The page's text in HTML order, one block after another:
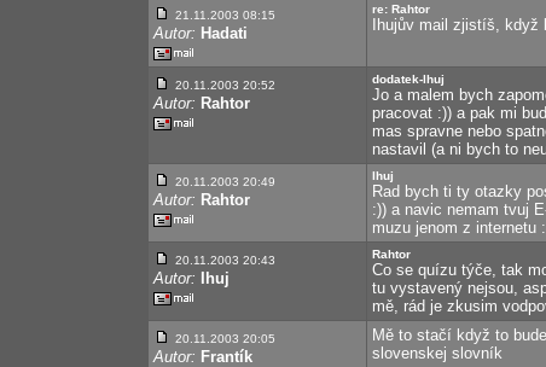
21.11.2003 08:15
Autor: Hadati
re: Rahtor
Ihujův mail zjistíš, když
20.11.2003 20:52
Autor: Rahtor
dodatek-lhuj
Jo a malem bych
pracovat :)) a pak mi
mas spravne nebo
nastavil (a ni bych to
20.11.2003 20:49
Autor: Rahtor
lhuj
Rad bych ti ty otazky
:)) a navic nemam tvuj
muzu jenom z internetu
20.11.2003 20:43
Autor: Ihuj
Rahtor
Co se quízu týče, tak
tu vystavený nejsou,
mě, rád je zkusim
20.11.2003 20:05
Autor: Frantík
Mě to stačí když to
slovenskej slovník